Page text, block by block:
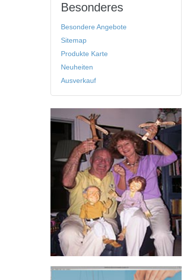
Besonderes
Besondere Angebote
Sitemap
Produkte Karte
Neuheiten
Ausverkauf